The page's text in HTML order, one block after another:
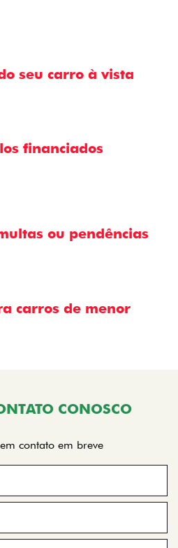
seu carro à vista
financiados
ou pendências
carros de menor
CONOSCO
contato em breve